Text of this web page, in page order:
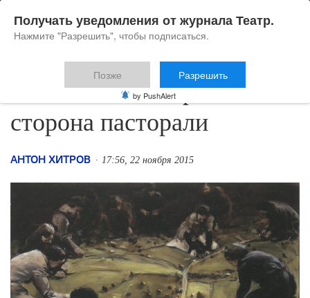
Власть тьмы: обратная
сторона пасторали
АНТОН ХИТРОВ 17:56, 22 ноября 2015
Получать уведомления от журнала Театр.
Нажмите "Разрешить", чтобы подписаться.
Позже Разрешить
by PushAlert